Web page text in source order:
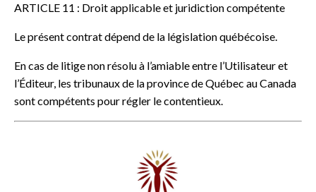
ARTICLE 11 : Droit applicable et juridiction compétente
Le présent contrat dépend de la législation québécoise.
En cas de litige non résolu à l’amiable entre l’Utilisateur et
l’Éditeur, les tribunaux de la province de Québec au Canada
sont compétents pour régler le contentieux.